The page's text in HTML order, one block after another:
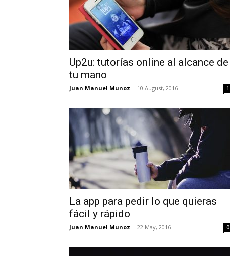
Up2u: tutorías online al alcance de
tu mano
Juan Manuel Munoz - 10 August, 2016 1
La app para pedir lo que quieras
fácil y rápido
Juan Manuel Munoz - 22 May, 2016 0